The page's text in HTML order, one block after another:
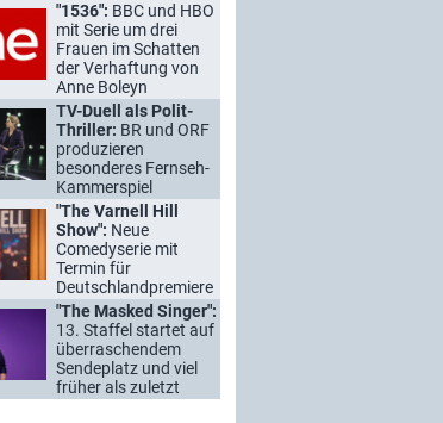
"1536": BBC und HBO
mit Serie um drei
Frauen im Schatten
der Verhaftung von
Anne Boleyn
TV-Duell als Polit-
Thriller: BR und ORF
produzieren
besonderes Fernseh-
Kammerspiel
"The Varnell Hill
Show": Neue
Comedyserie mit
Termin für
Deutschlandpremiere
"The Masked Singer":
13. Staffel startet auf
überraschendem
Sendeplatz und viel
früher als zuletzt